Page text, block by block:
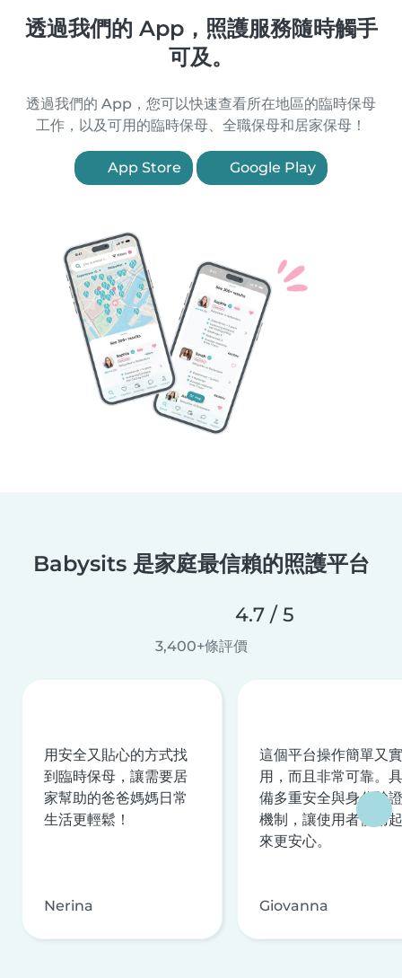
透過我們的 App，照護服務隨時觸手
可及。
透過我們的 App，您可以快速查看所在地區的臨時保母
工作，以及可用的臨時保母、全職保母和居家保母！
App Store Google Play
Babysits 是家庭最信賴的照護平台
4.7 / 5
3,400+條評價
用安全又貼心的方式找
到臨時保母，讓需要居
家幫助的爸爸媽媽日常
生活更輕鬆！
Nerina
這個平台操作簡單又實
用，而且非常可靠。具
備多重安全與身分驗證
機制，讓使用者使用起
來更安心。
Giovanna